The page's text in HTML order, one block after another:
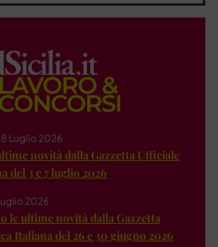
Luglio 2026
novità dalla Gazzetta Ufficiale
del 3 e 7 luglio 2026
2026
le ultime novità dalla Gazzetta
Italiana del 26 e 30 giugno 2026